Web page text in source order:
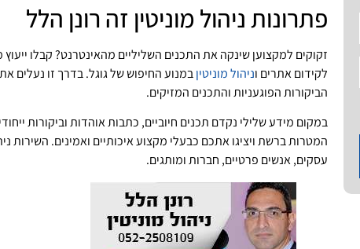
פתרונות ניהול מוניטין זה רונן הלל
זקוקים למקצוען שינקה את התכנים השליליים מהאינטרנט? קבלו
לקידום אתרים וניהול מוניטיןבמנוע החיפוש של גוגל. בדרך זו נעלים
הביקורות הפוגעניות והתכנים המזיקים.
במקום מידע שלילי נקדם תכנים חיוביים, כתבות אוהדות וביקורות
המטרות ברשת ויציגו אתכם כבעלי מקצוע איכותיים ואמינים. השירות
עסקים, אנשים פרטיים, חברות ומותגים.